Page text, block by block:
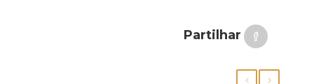
Partilhar